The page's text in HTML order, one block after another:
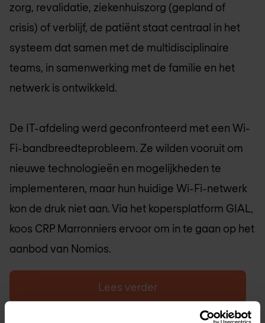
zorg, revalidatie, ziekenhuiszorg (gepland of
crisis) of verblijf, de patiënt staat centraal in het
systeem dat samen met de multidisciplinaire
teams, in samenwerking met de familie en het
netwerk is ontwikkeld.
De IT-afdeling werd geconfronteerd met een Wi-
Fi-bandbreedteprobleem. Ze wilden vooruit om
nieuwe technologieën en mogelijkheden te
implementeren, maar hun huidige Wi-Fi-netwerk
kon de druk niet aan. Via het kopersplatform GIAL,
koos CRP Marronniers ervoor om in te gaan op het
aanbod van Nomios.
Lees verder